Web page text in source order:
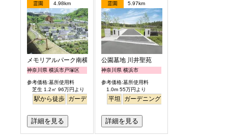
霊園 4.98km
メモリアルパーク南横浜
神奈川県 横浜市戸塚区
参考価格:墓所使用料
芝生 1.2㎡ 96万円より
駅から徒歩 ガーデニング バリアフリー ペット
詳細を見る
霊園 5.97km
公園墓地 川井聖苑
神奈川県 横浜市
参考価格:墓所使用料
1.0m 55万円より
平坦 ガーデニング
詳細を見る